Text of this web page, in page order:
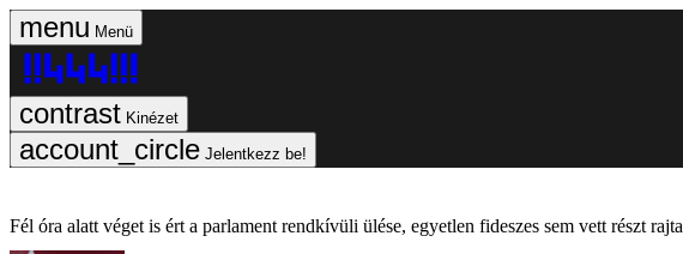
Menü
Kinézet
Jelentkezz be!
Fél óra alatt véget is ért a parlament rendkívüli ülése, egyetlen fideszes sem vett részt rajta